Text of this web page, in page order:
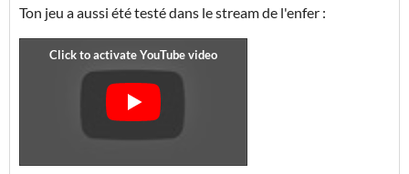
Ton jeu a aussi été testé dans le stream de l'enfer :